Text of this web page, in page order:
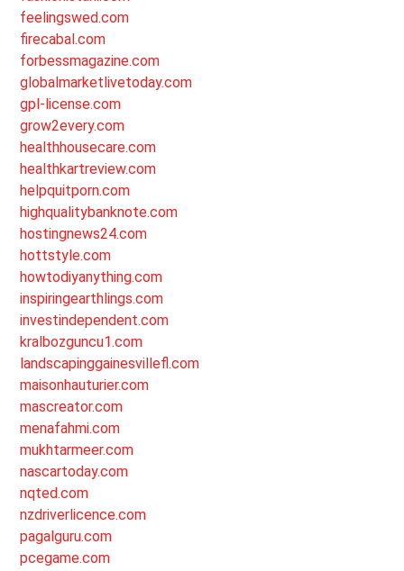
feelingswed.com
firecabal.com
forbessmagazine.com
globalmarketlivetoday.com
gpl-license.com
grow2every.com
healthhousecare.com
healthkartreview.com
helpquitporn.com
highqualitybanknote.com
hostingnews24.com
hottstyle.com
howtodiyanything.com
inspiringearthlings.com
investindependent.com
kralbozguncu1.com
landscapinggainesvillefl.com
maisonhauturier.com
mascreator.com
menafahmi.com
mukhtarmeer.com
nascartoday.com
nqted.com
nzdriverlicence.com
pagalguru.com
pcegame.com